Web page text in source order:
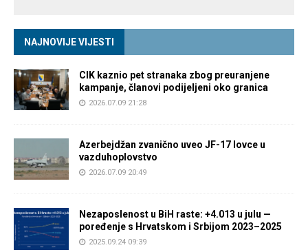
NAJNOVIJE VIJESTI
CIK kaznio pet stranaka zbog preuranjene
kampanje, članovi podijeljeni oko granica
2026.07.09 21:28
Azerbejdžan zvanično uveo JF-17 lovce u
vazduhoplovstvo
2026.07.09 20:49
Nezaposlenost u BiH raste: +4.013 u julu —
poređenje s Hrvatskom i Srbijom 2023–2025
2025.09.24 09:39